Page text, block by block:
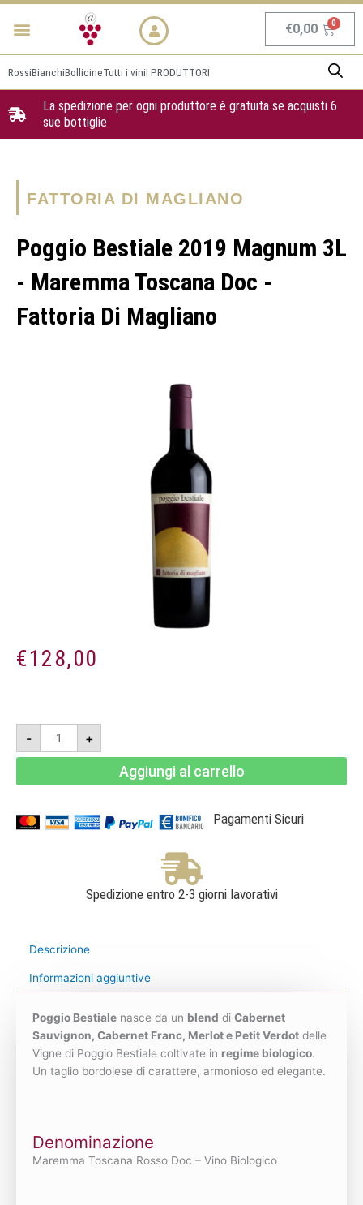
Vai
Menu €0,00
RossiBianchiBollicineTutti i viniI PRODUTTORI
La spedizione per ogni produttore è gratuita se acquisti 6
sue bottiglie
FATTORIA DI MAGLIANO
Poggio Bestiale 2019 Magnum 3L
- Maremma Toscana Doc -
Fattoria Di Magliano
€128,00
-
Poggio
Bestiale
2019
Magnum
Doc
Fattoria
+
Aggiungi al carrello
Pagamenti Sicuri
Spedizione entro 2-3 giorni lavorativi
Descrizione
Informazioni aggiuntive
Poggio Bestiale nasce da un blend di Cabernet
Sauvignon, Cabernet Franc, Merlot e Petit Verdot delle
Vigne di Poggio Bestiale coltivate in regime biologico.
Un taglio bordolese di carattere, armonioso ed elegante.
Denominazione
Maremma Toscana Rosso Doc – Vino Biologico